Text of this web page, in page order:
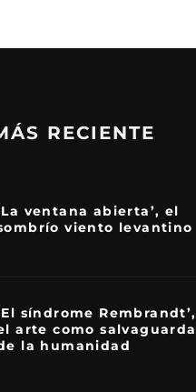
RECIENTE
ventana abierta’, el
viento levantino
síndrome Rembrandt’,
arte como salvaguarda
la humanidad